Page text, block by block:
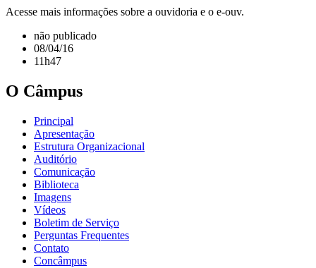
Acesse mais informações sobre a ouvidoria e o e-ouv.
não publicado
08/04/16
11h47
O Câmpus
Principal
Apresentação
Estrutura Organizacional
Auditório
Comunicação
Biblioteca
Imagens
Vídeos
Boletim de Serviço
Perguntas Frequentes
Contato
Concâmpus